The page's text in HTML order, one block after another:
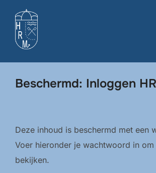
naar
inhoud
Beschermd: Inloggen
Deze inhoud is beschermd met een
Voer hieronder je wachtwoord in om
bekijken.